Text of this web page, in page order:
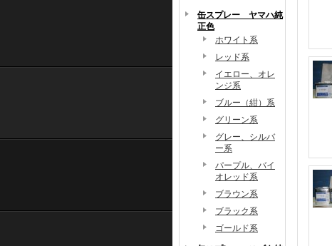
缶スプレー ヤマハ純
正色
ホワイト系
レッド系
イエロー、オレ
ンジ系
ブルー（紺）系
グリーン系
グレー、シルバ
ー系
パープル、バイ
オレッド系
ブラウン系
ブラック系
ゴールド系